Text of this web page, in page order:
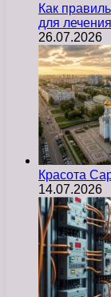
Как
для
26.07.2026
Красота
14.07.2026